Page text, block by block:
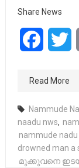
Share News
Read More
Nammude
naadu nws,
nammude
drowned man a
മുക്കുവനെ